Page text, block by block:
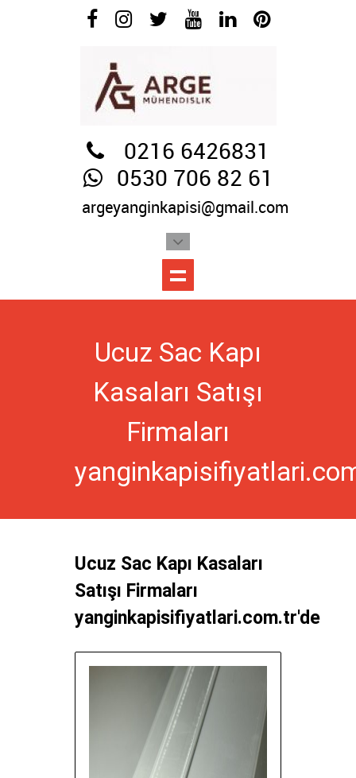
0216 6426831
0530 706 82 61
argeyanginkapisi@gmail.com
Ucuz Sac Kapı
Kasaları Satışı
Firmaları
Ucuz Sac Kapı Kasaları
Satışı Firmaları
yanginkapisifiyatlari.com.tr'de